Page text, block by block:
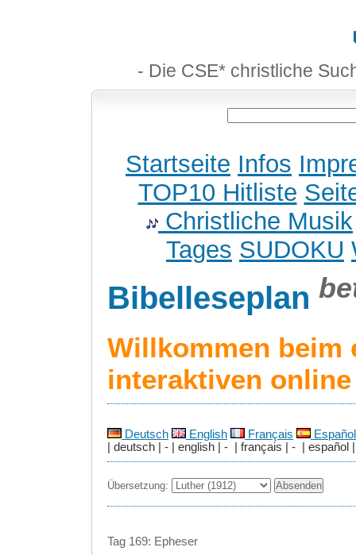
- Die CSE* christliche
Startseite Infos
TOP10 Hitliste
Christliche Musik
Tages SUDOKU
Bibelleseplan
Willkommen beim
interaktiven
Deutsch English Français
Español
| deutsch | - | english | - | français | - | español |
Übersetzung:
Tag 169: Epheser